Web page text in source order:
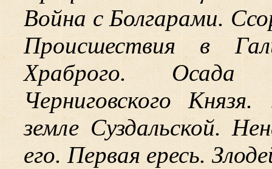
Война с Болгарами.
Происшествия в
Храброго. Осада
Черниговского
земле Суздальской.
его. Первая ересь.